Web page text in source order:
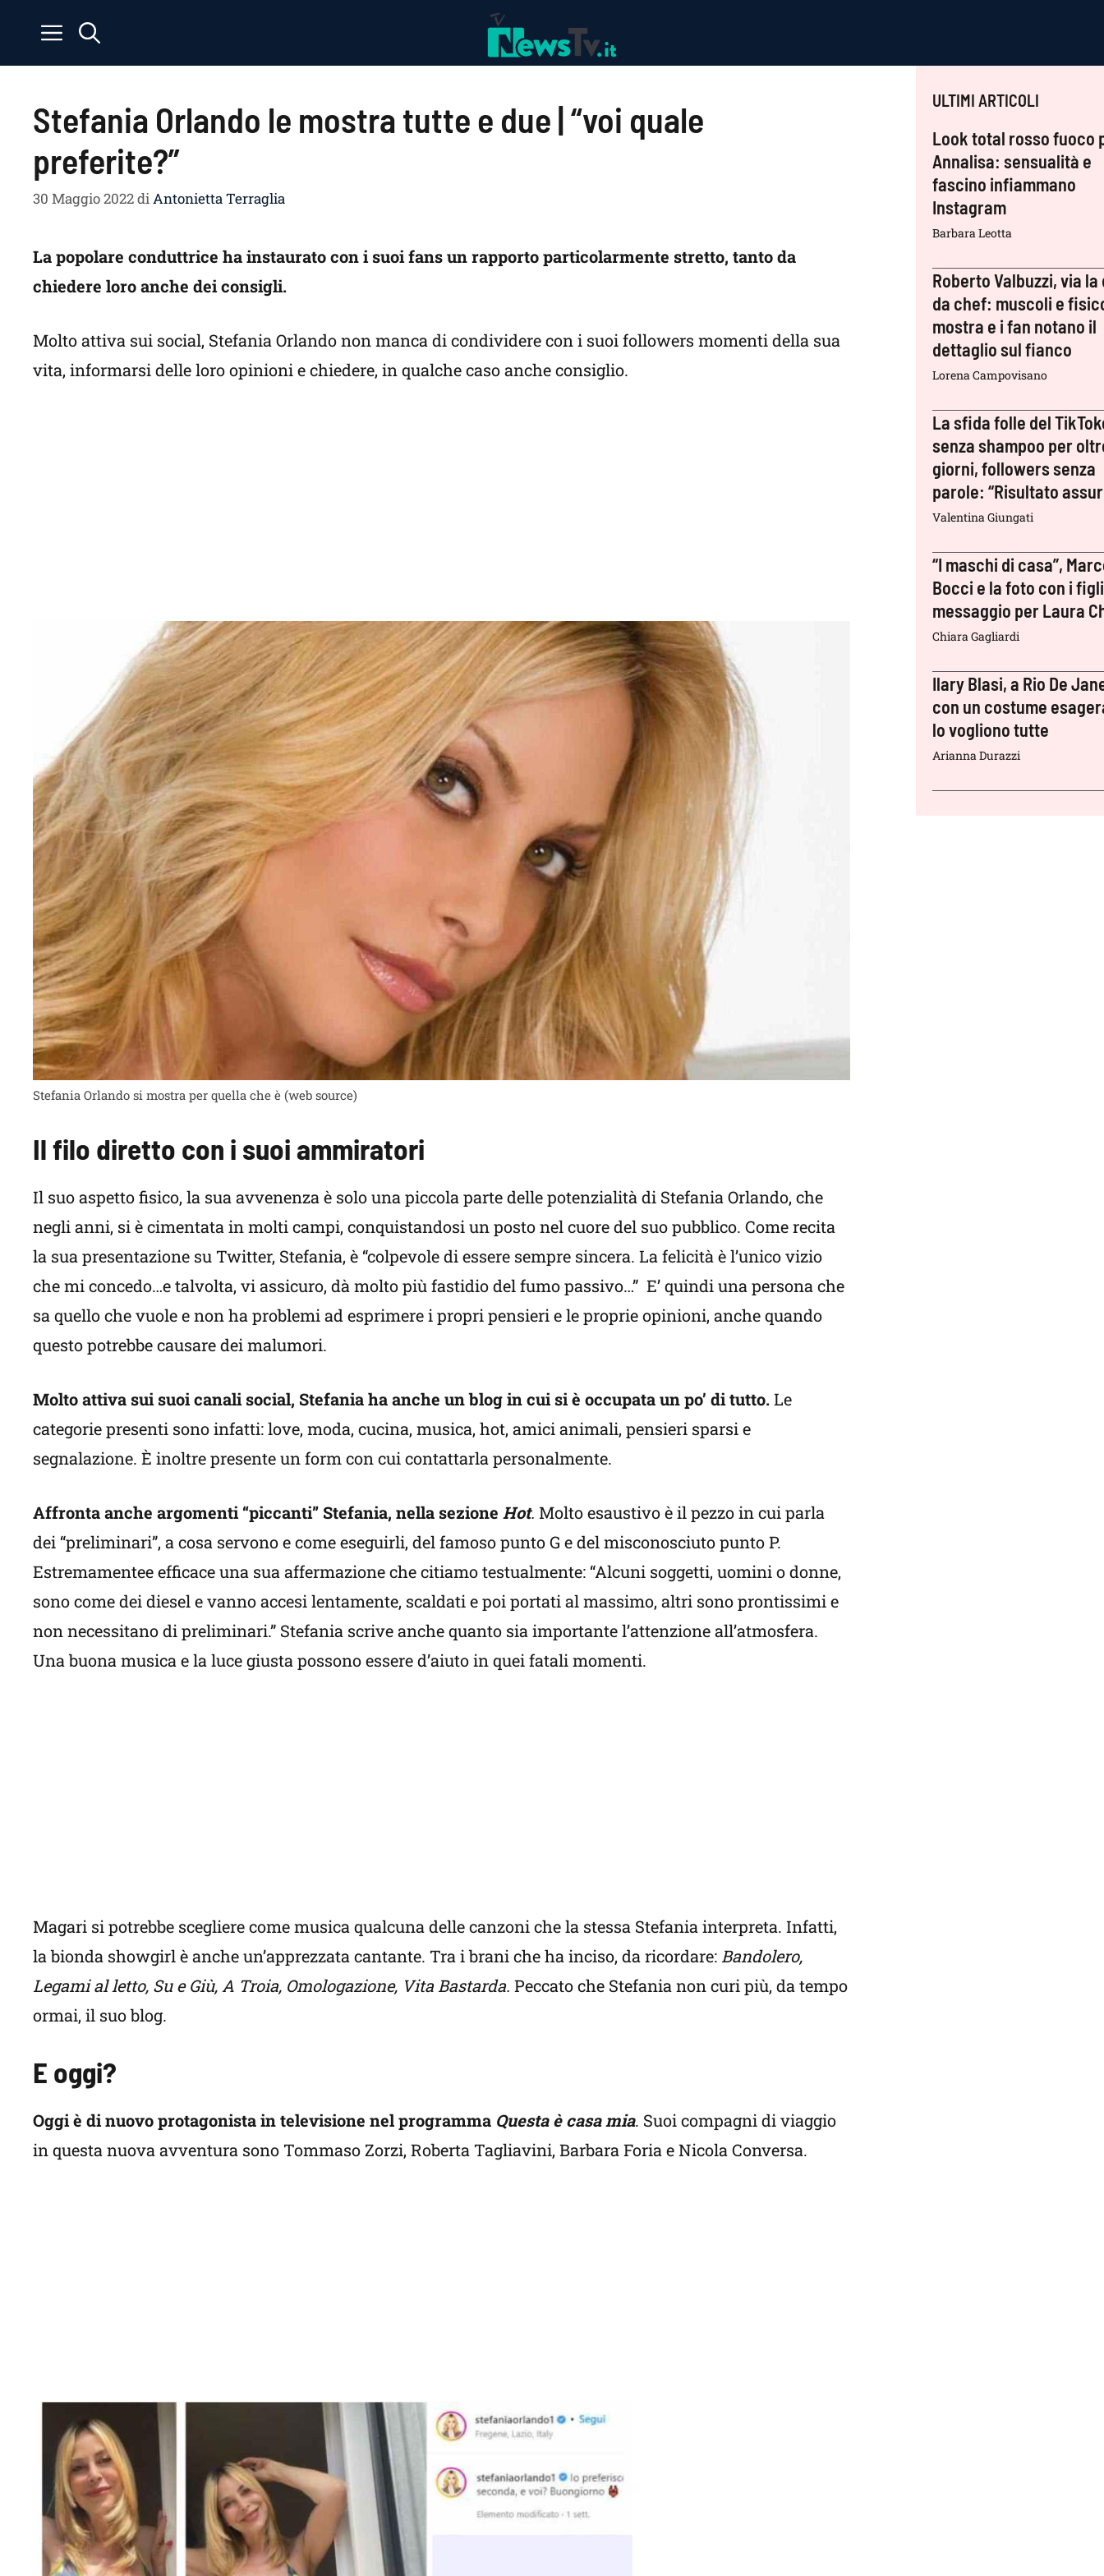
contenuto
Stefania Orlando le mostra tutte e due | “voi quale
preferite?”
30 Maggio 2022di Antonietta Terraglia
La popolare conduttrice ha instaurato con i suoi fans un rapporto particolarmente stretto, tanto da
chiedere loro anche dei consigli.
Molto attiva sui social, Stefania Orlando non manca di condividere con i suoi followers momenti della sua
vita, informarsi delle loro opinioni e chiedere, in qualche caso anche consiglio.
Stefania Orlando si mostra per quella che è (web source)
Il filo diretto con i suoi ammiratori
Il suo aspetto fisico, la sua avvenenza è solo una piccola parte delle potenzialità di Stefania Orlando, che
negli anni, si è cimentata in molti campi, conquistandosi un posto nel cuore del suo pubblico. Come recita
la sua presentazione su Twitter, Stefania, è “colpevole di essere sempre sincera. La felicità è l’unico vizio
che mi concedo…e talvolta, vi assicuro, dà molto più fastidio del fumo passivo…” E’ quindi una persona che
sa quello che vuole e non ha problemi ad esprimere i propri pensieri e le proprie opinioni, anche quando
questo potrebbe causare dei malumori.
Molto attiva sui suoi canali social, Stefania ha anche un blog in cui si è occupata un po’ di tutto.Le
categorie presenti sono infatti: love, moda, cucina, musica, hot, amici animali, pensieri sparsi e
segnalazione. È inoltre presente un form con cui contattarla personalmente.
Affronta anche argomenti “piccanti” Stefania, nella sezione Hot. Molto esaustivo è il pezzo in cui parla
dei “preliminari”, a cosa servono e come eseguirli, del famoso punto G e del misconosciuto punto P.
Estremamentee efficace una sua affermazione che citiamo testualmente: “Alcuni soggetti, uomini o donne,
sono come dei diesel e vanno accesi lentamente, scaldati e poi portati al massimo, altri sono prontissimi e
non necessitano di preliminari.” Stefania scrive anche quanto sia importante l’attenzione all’atmosfera.
Una buona musica e la luce giusta possono essere d’aiuto in quei fatali momenti.
Magari si potrebbe scegliere come musica qualcuna delle canzoni che la stessa Stefania interpreta. Infatti,
la bionda showgirl è anche un’apprezzata cantante. Tra i brani che ha inciso, da ricordare: Bandolero,
Legami al letto, Su e Giù, A Troia, Omologazione, Vita Bastarda. Peccato che Stefania non curi più, da tempo
ormai, il suo blog.
E oggi?
Oggi è di nuovo protagonista in televisione nel programma Questa è casa mia. Suoi compagni di viaggio
in questa nuova avventura sono Tommaso Zorzi, Roberta Tagliavini, Barbara Foria e Nicola Conversa.
ULTIMI ARTICOLI
Look total rosso fuoco
Annalisa: sensualità e
fascino infiammano
Instagram
Barbara Leotta
Roberto Valbuzzi, via
da chef: muscoli e
mostra e i fan notano il
dettaglio sul fianco
Lorena Campovisano
La sfida folle del
senza shampoo per
giorni, followers senza
parole: “Risultato
Valentina Giungati
“I maschi di casa”,
Bocci e la foto con i
messaggio per Laura
Chiara Gagliardi
Ilary Blasi, a Rio De
con un costume
lo vogliono tutte
Arianna Durazzi